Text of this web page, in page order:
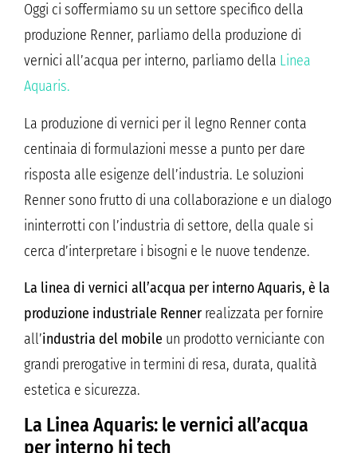
Oggi ci soffermiamo su un settore specifico della
produzione Renner, parliamo della produzione di
vernici all’acqua per interno, parliamo della Linea
Aquaris.
La produzione di vernici per il legno Renner conta
centinaia di formulazioni messe a punto per dare
risposta alle esigenze dell’industria. Le soluzioni
Renner sono frutto di una collaborazione e un dialogo
ininterrotti con l’industria di settore, della quale si
cerca d’interpretare i bisogni e le nuove tendenze.
La linea di vernici all’acqua per interno Aquaris, è la
produzione industriale Renner realizzata per fornire
all’industria del mobile un prodotto verniciante con
grandi prerogative in termini di resa, durata, qualità
estetica e sicurezza.
La Linea Aquaris: le vernici all’acqua
per interno hi tech